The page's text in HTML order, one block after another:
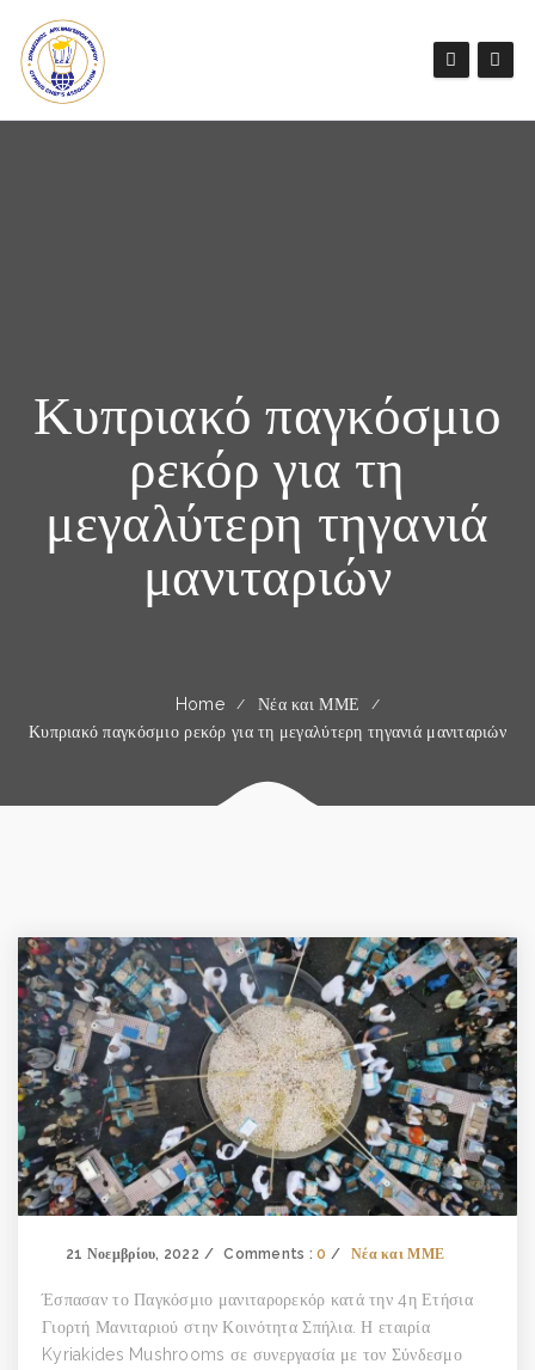
Κυπριακό παγκόσμιο
ρεκόρ για τη
μεγαλύτερη τηγανιά
μανιταριών
Home
Νέα και ΜΜΕ
Κυπριακό παγκόσμιο ρεκόρ για τη μεγαλύτερη τηγανιά μανιταριών
21 Νοεμβρίου, 2022 Comments :0 Νέα και ΜΜΕ
Έσπασαν το Παγκόσμιο μανιταρορεκόρ κατά την 4η Ετήσια
Γιορτή Μανιταριού στην Κοινότητα Σπήλια. Η εταιρία
Kyriakides Mushrooms σε συνεργασία με τον Σύνδεσμο